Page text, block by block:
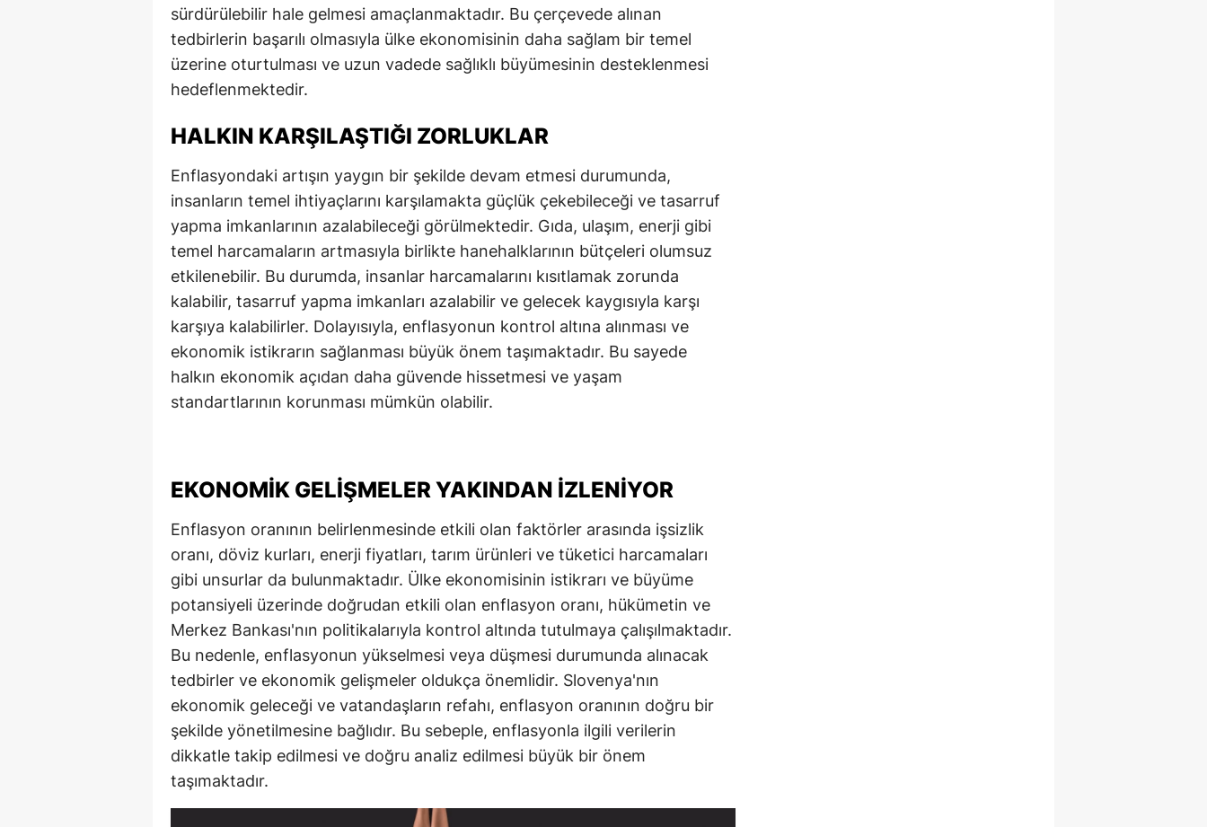
sürdürülebilir hale gelmesi amaçlanmaktadır. Bu çerçevede alınan
tedbirlerin başarılı olmasıyla ülke ekonomisinin daha sağlam bir temel
üzerine oturtulması ve uzun vadede sağlıklı büyümesinin desteklenmesi
hedeflenmektedir.
HALKIN KARŞILAŞTIĞI ZORLUKLAR
Enflasyondaki artışın yaygın bir şekilde devam etmesi durumunda,
insanların temel ihtiyaçlarını karşılamakta güçlük çekebileceği ve tasarruf
yapma imkanlarının azalabileceği görülmektedir. Gıda, ulaşım, enerji gibi
temel harcamaların artmasıyla birlikte hanehalklarının bütçeleri olumsuz
etkilenebilir. Bu durumda, insanlar harcamalarını kısıtlamak zorunda
kalabilir, tasarruf yapma imkanları azalabilir ve gelecek kaygısıyla karşı
karşıya kalabilirler. Dolayısıyla, enflasyonun kontrol altına alınması ve
ekonomik istikrarın sağlanması büyük önem taşımaktadır. Bu sayede
halkın ekonomik açıdan daha güvende hissetmesi ve yaşam
standartlarının korunması mümkün olabilir.
EKONOMIK GELIŞMELER YAKINDAN İZLENIYOR
Enflasyon oranının belirlenmesinde etkili olan faktörler arasında işsizlik
oranı, döviz kurları, enerji fiyatları, tarım ürünleri ve tüketici harcamaları
gibi unsurlar da bulunmaktadır. Ülke ekonomisinin istikrarı ve büyüme
potansiyeli üzerinde doğrudan etkili olan enflasyon oranı, hükümetin ve
Merkez Bankası'nın politikalarıyla kontrol altında tutulmaya çalışılmaktadır.
Bu nedenle, enflasyonun yükselmesi veya düşmesi durumunda alınacak
tedbirler ve ekonomik gelişmeler oldukça önemlidir. Slovenya'nın
ekonomik geleceği ve vatandaşların refahı, enflasyon oranının doğru bir
şekilde yönetilmesine bağlıdır. Bu sebeple, enflasyonla ilgili verilerin
dikkatle takip edilmesi ve doğru analiz edilmesi büyük bir önem
taşımaktadır.